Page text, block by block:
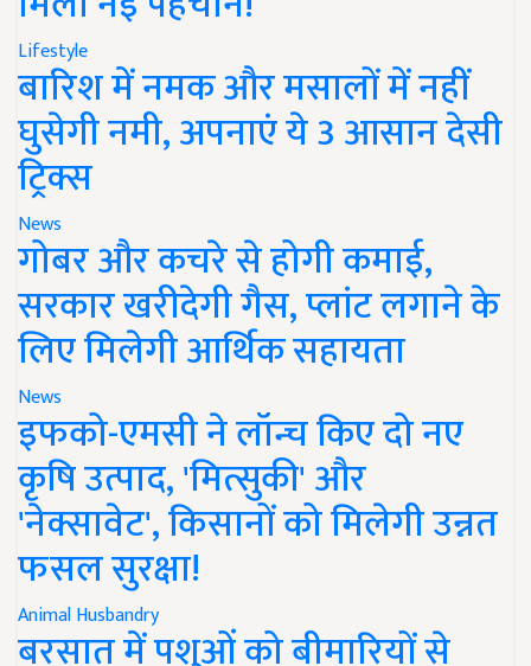
Lifestyle
बारिश में नमक और मसालों में नहीं
घुसेगी नमी, अपनाएं ये 3 आसान देसी
ट्रिक्स
News
गोबर और कचरे से होगी कमाई,
सरकार खरीदेगी गैस, प्लांट लगाने के
लिए मिलेगी आर्थिक सहायता
News
इफको-एमसी ने लॉन्च किए दो नए
कृषि उत्पाद, 'मित्सुकी' और
'नेक्सावेट', किसानों को मिलेगी उन्नत
फसल सुरक्षा!
Animal Husbandry
बरसात में पशुओं को बीमारियों से